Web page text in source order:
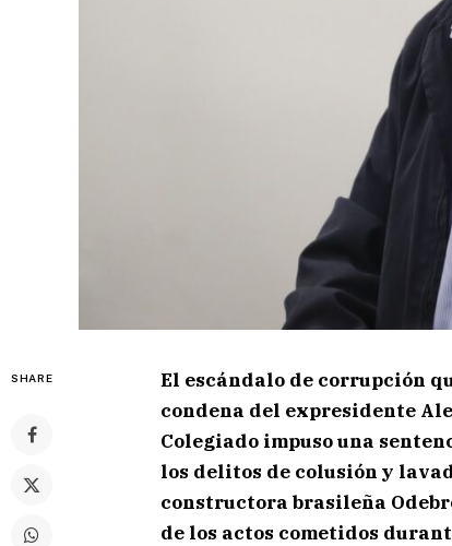
SHARE
El escándalo de corrupción
condena del expresidente
Colegiado impuso una
los delitos de colusión y
constructora brasileña
de los actos cometidos